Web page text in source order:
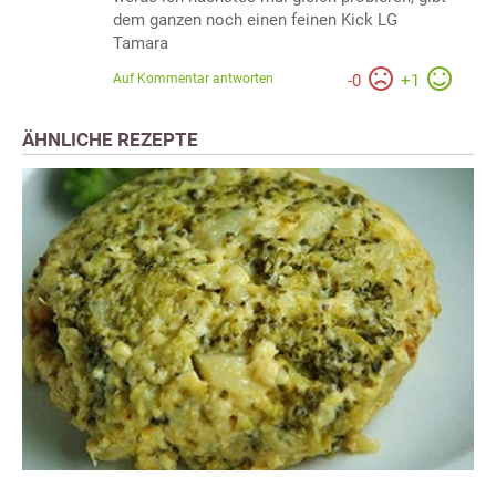
dem ganzen noch einen feinen Kick LG
Tamara
-0 +1
Auf Kommentar antworten
ÄHNLICHE REZEPTE